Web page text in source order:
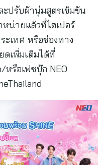
ปรับผ้านุ่มสูตรเข้มข้น
น่ายแล้วที่ไฮเปอร์
ะเทศ หรือช่องทาง
ดเพิ่มเติมได้ที่
รือเฟซบุ๊ก NEO